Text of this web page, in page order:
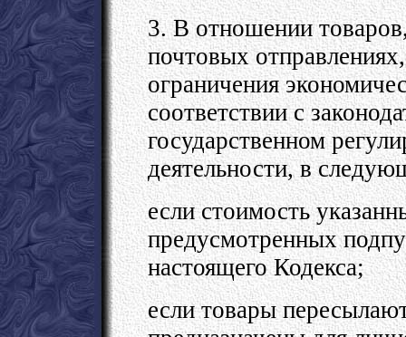
3. В отношении
почтовых
ограничения
соответствии с
государственном
деятельности, в
если стоимость
предусмотренных
настоящего Кодекса;
если товары